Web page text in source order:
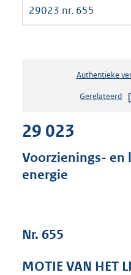
29023 nr. 655
Authentieke
Gerelateerd
29 023
Voorzienings- en
energie
Nr. 655
MOTIE VAN HET